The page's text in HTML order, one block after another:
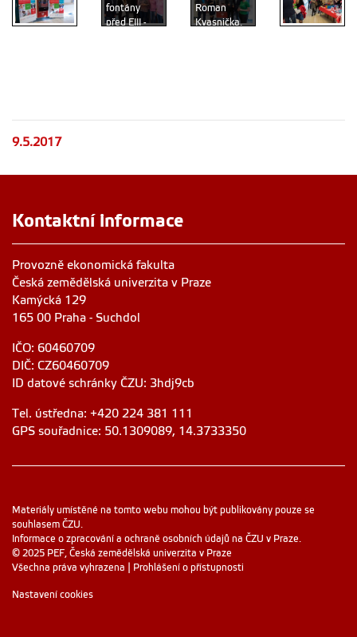
fontány
před EIII -
Roman
Kvasnička,
9.5.2017
Kontaktní informace
Provozně ekonomická fakulta
Česká zemědělská univerzita v Praze
Kamýcká 129
165 00 Praha - Suchdol
IČO: 60460709
DIČ: CZ60460709
ID datové schránky ČZU: 3hdj9cb
Tel. ústředna: +420 224 381 111
GPS souřadnice: 50.1309089, 14.3733350
Materiály umístěné na tomto webu mohou být publikovány pouze se
souhlasem ČZU.
Informace o zpracování a ochraně osobních údajů na ČZU v Praze.
© 2025 PEF, Česká zemědělská univerzita v Praze
Všechna práva vyhrazena |
Prohlášení o přístupnosti
Nastavení cookies